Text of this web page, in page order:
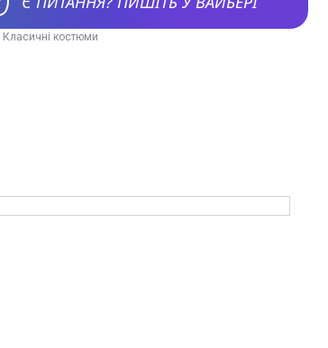
Класичні костюми